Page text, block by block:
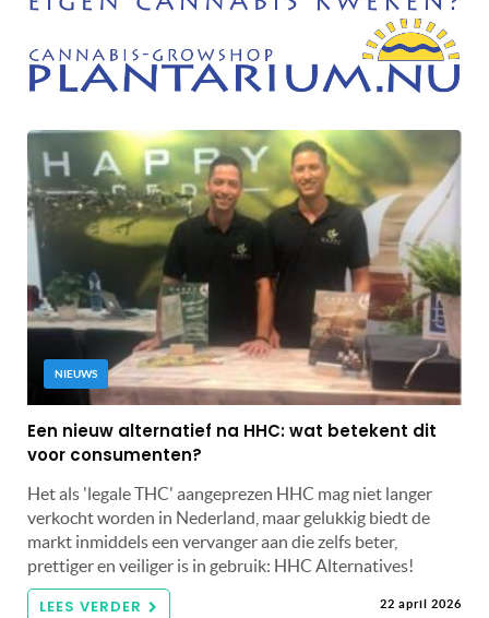
NIEUWS
Een nieuw alternatief na HHC: wat betekent dit
voor consumenten?
Het als 'legale THC' aangeprezen HHC mag niet langer
verkocht worden in Nederland, maar gelukkig biedt de
markt inmiddels een vervanger aan die zelfs beter,
prettiger en veiliger is in gebruik: HHC Alternatives!
LEES VERDER 22 april 2026